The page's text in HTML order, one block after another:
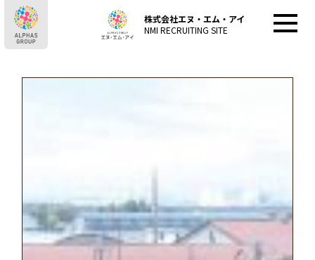
株式会社エヌ・エム・アイ
NMI RECRUITING SITE